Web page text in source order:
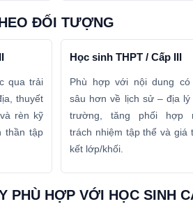
ĐỐI TƯỢNG
qua trải
thuyết
rèn kỹ
thần tập
Học sinh THPT / Cấp III
Phù hợp với nội dung có
sâu hơn về lịch sử – địa lý
trường, tăng phối hợp
trách nhiệm tập thể và giá
kết lớp/khối.
PHÙ HỢP VỚI HỌC SINH